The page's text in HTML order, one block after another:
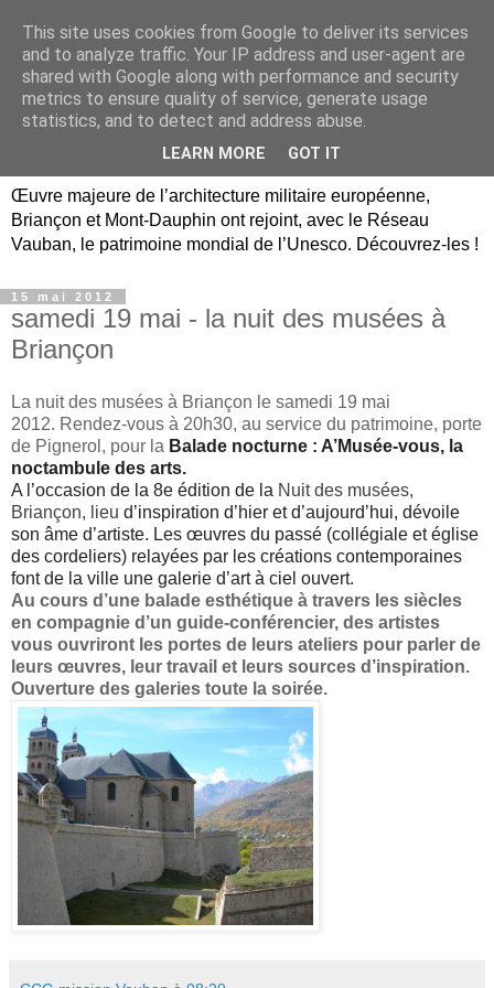
Briançon, Mont-Dauphin,
Vauban Unesco Hautes-
Œuvre majeure de l’architecture militaire européenne,
Briançon et Mont-Dauphin ont rejoint, avec le Réseau
Vauban, le patrimoine mondial de l’Unesco. Découvrez-les !
15 mai 2012
samedi 19 mai - la nuit des musées à
Briançon
La nuit des musées à Briançon le samedi 19 mai
2012. Rendez-vous à 20h30, au service du patrimoine, porte
de Pignerol, pour la Balade nocturne : A’Musée-vous, la
noctambule des arts.
A l’occasion de la 8e édition de la Nuit des musées,
Briançon, lieu d’inspiration d’hier et d’aujourd’hui, dévoile
son âme d’artiste. Les œuvres du passé (collégiale et église
des cordeliers) relayées par les créations contemporaines
font de la ville une galerie d’art à ciel ouvert.
Au cours d’une balade esthétique à travers les siècles
en compagnie d’un guide-conférencier, des artistes
vous ouvriront les portes de leurs ateliers pour parler de
leurs œuvres, leur travail et leurs sources d’inspiration.
Ouverture des galeries toute la soirée.
This site uses cookies from Google to deliver its services
and to analyze traffic. Your IP address and user-agent are
shared with Google along with performance and security
metrics to ensure quality of service, generate usage
statistics, and to detect and address abuse.
LEARN MORE GOT IT